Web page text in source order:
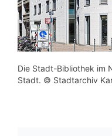
Die Stadt-Bibliothek im
Stadt. © Stadtarchiv